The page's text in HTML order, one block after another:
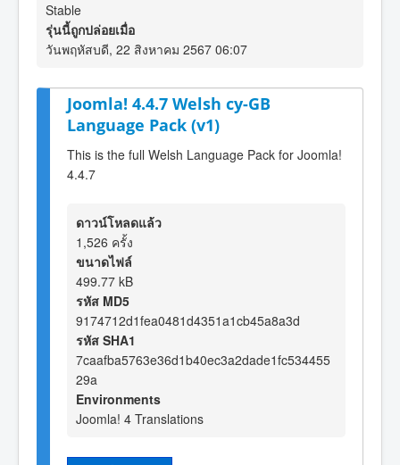
Stable
รุ่นนี้ถูกปล่อยเมื่อ
วันพฤหัสบดี, 22 สิงหาคม 2567 06:07
Joomla! 4.4.7 Welsh cy-GB
Language Pack (v1)
This is the full Welsh Language Pack for Joomla!
4.4.7
ดาวน์โหลดแล้ว
1,526 ครั้ง
ขนาดไฟล์
499.77 kB
รหัส MD5
9174712d1fea0481d4351a1cb45a8a3d
รหัส SHA1
7caafba5763e36d1b40ec3a2dade1fc534455
29a
Environments
Joomla! 4 Translations